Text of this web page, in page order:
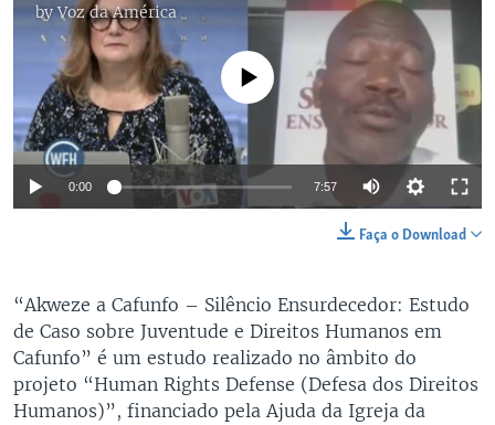
byVoz da América
Auto 240p 360p 480p
720p 1080p
No media source currently available
0:00 7:57
480p
720p
1080p
Faça o Download
“Akweze a Cafunfo – Silêncio Ensurdecedor: Estudo
de Caso sobre Juventude e Direitos Humanos em
Cafunfo” é um estudo realizado no âmbito do
projeto “Human Rights Defense (Defesa dos Direitos
Humanos)”, financiado pela Ajuda da Igreja da